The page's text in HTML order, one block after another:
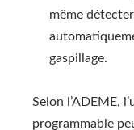
même
gaspillage.
Selon l’ADEME,
programmable